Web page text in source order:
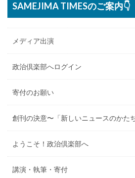
SAMEJIMA TIMESのご案内👇
メディア出演
政治倶楽部へログイン
寄付のお願い
創刊の決意〜「新しいニュースのかた
ようこそ！政治倶楽部へ
講演・執筆・寄付